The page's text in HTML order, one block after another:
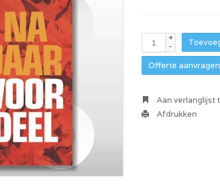
+
-
Offerte
Aan verlanglijst
Afdrukken